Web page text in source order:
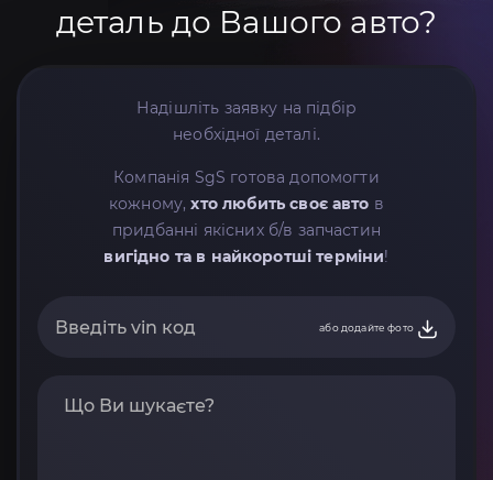
деталь до Вашого авто?
Надішліть заявку на підбір
необхідної деталі.
Компанія SgS готова допомогти
кожному,хто любить своє авто в
придбанні якісних б/в запчастин
вигідно та в найкоротші терміни!
або додайте фото